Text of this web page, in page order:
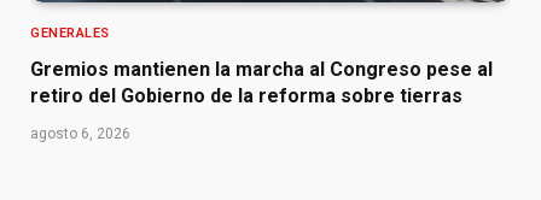
GENERALES
Gremios mantienen la marcha al Congreso pese al
retiro del Gobierno de la reforma sobre tierras
agosto 6, 2026